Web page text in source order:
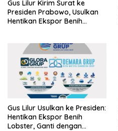
Gus Lilur Kirim Surat ke
Presiden Prabowo, Usulkan
Hentikan Ekspor Benih
Gus Lilur Usulkan ke Presiden:
Hentikan Ekspor Benih
Lobster, Ganti dengan